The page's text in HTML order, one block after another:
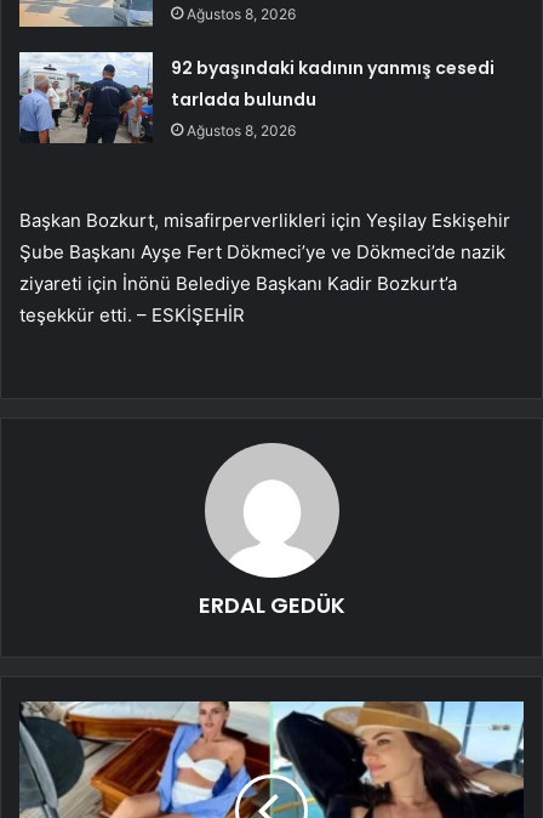
Ağustos 8, 2026
92 byaşındaki kadının yanmış cesedi
tarlada bulundu
Ağustos 8, 2026
Başkan Bozkurt, misafirperverlikleri için Yeşilay Eskişehir
Şube Başkanı Ayşe Fert Dökmeci’ye ve Dökmeci’de nazik
ziyareti için İnönü Belediye Başkanı Kadir Bozkurt’a
teşekkür etti. – ESKİŞEHİR
ERDAL GEDÜK